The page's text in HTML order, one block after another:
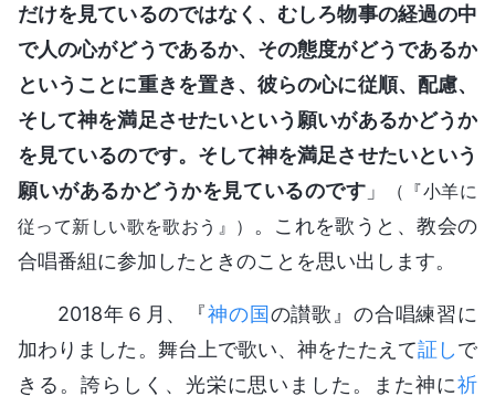
だけを見ているのではなく、むしろ物事の経過の中
で人の心がどうであるか、その態度がどうであるか
ということに重きを置き、彼らの心に従順、配慮、
そして神を満足させたいという願いがあるかどうか
を見ているのです。そして神を満足させたいという
願いがあるかどうかを見ているのです 」
（『小羊に
従って新しい歌を歌おう』）
。これを歌うと、教会の
合唱番組に参加したときのことを思い出します。
2018年６月、『神の国の讃歌』の合唱練習に
加わりました。舞台上で歌い、神をたたえて証しで
きる。誇らしく、光栄に思いました。また神に祈